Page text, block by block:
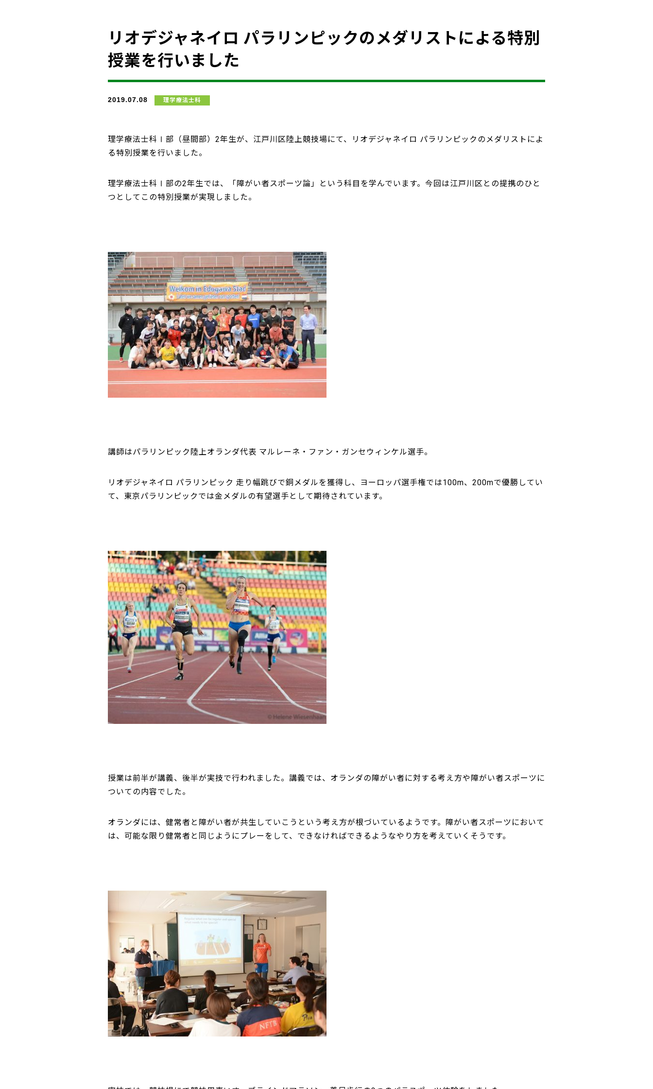
リオデジャネイロ パラリンピックのメダリストによる特別
授業を行いました
2019.07.08 理学療法士科
理学療法士科Ⅰ部（昼間部）2年生が、江戸川区陸上競技場にて、リオデジャネイロ パラリンピックのメダリストによ
る特別授業を行いました。
理学療法士科Ⅰ部の2年生では、「障がい者スポーツ論」という科目を学んでいます。今回は江戸川区との提携のひと
つとしてこの特別授業が実現しました。
講師はパラリンピック陸上オランダ代表 マルレーネ・ファン・ガンセウィンケル選手。
リオデジャネイロ パラリンピック 走り幅跳びで銅メダルを獲得し、ヨーロッパ選手権では100m、200mで優勝してい
て、東京パラリンピックでは金メダルの有望選手として期待されています。
授業は前半が講義、後半が実技で行われました。講義では、オランダの障がい者に対する考え方や障がい者スポーツに
ついての内容でした。
オランダには、健常者と障がい者が共生していこうという考え方が根づいているようです。障がい者スポーツにおいて
は、可能な限り健常者と同じようにプレーをして、できなければできるようなやり方を考えていくそうです。